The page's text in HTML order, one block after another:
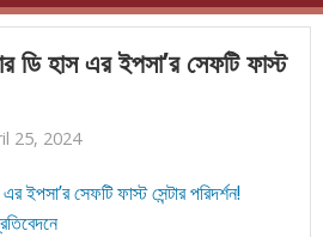
ডি হাস এর ইপসা’র সেফটি ফাস্ট
25, 2024
এর ইপসা’র সেফটি ফাস্ট সেন্টার পরিদর্শন!